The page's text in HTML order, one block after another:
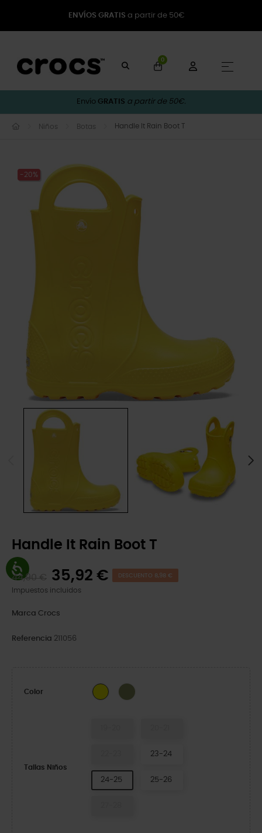
ENVÍOS GRATIS a partir de 50€
0
☰
Envío GRATIS a partir de 50€.
Niños Botas Handle It Rain Boot T
-20%
Handle It Rain Boot T
44,90 € 35,92 € DESCUENTO 8,98 €
Impuestos incluidos
Marca Crocs
Referencia 211056
Color Yellow Army Green
Tallas Niños
23-24
24-25 25-26